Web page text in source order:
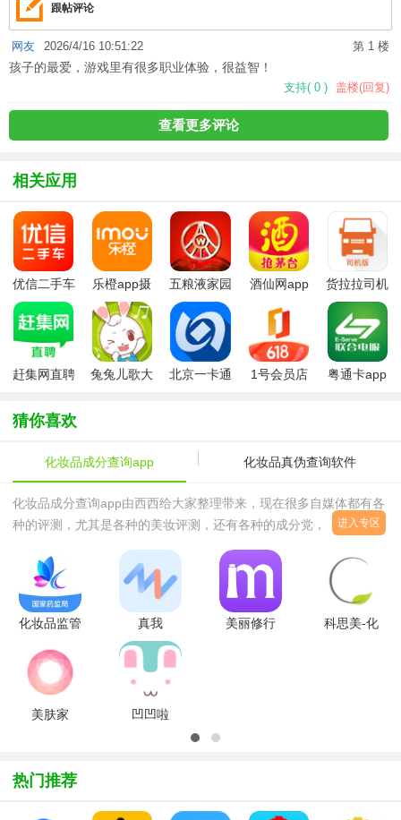
跟帖评论
第 1 楼
网友 2026/4/16 10:51:22
孩子的最爱，游戏里有很多职业体验，很益智！
支持( 0 ) 盖楼(回复)
查看更多评论
相关应用
优信二手车
app
乐橙app摄
像头软件最
新版
五粮液家园
官方安卓版
酒仙网app
货拉拉司机
版
赶集网直聘
兔兔儿歌大
北京一卡通
1号会员店
粤通卡app
猜你喜欢
化妆品成分查询app 化妆品真伪查询软件
化妆品成分查询app由西西给大家整理带来，现在很多自媒体都有各
种的评测，尤其是各种的美妆评测，还有各种的成分党，如果你对成
用，根据你自己的肤质来挑选护肤品，赶紧来下载化妆品成分查询
app试试吧！化妆品成分查询app介绍【全面的化妆品数据库】 实时
同步药监局数据，汇聚50多万化妆品和一万多种成分数据，避免购
买三无产品。
进入专区
化妆品监管
版
真我
app(美容
身)v5.0.3
安卓版
美丽修行
科思美-化
美肤家
凹凹啦
热门推荐